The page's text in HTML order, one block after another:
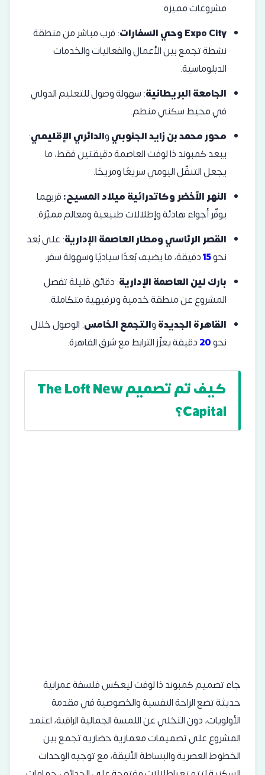
مشروعات مميزة.
Expo Cityوحي السفارات: قرب مباشر من منطقة
نشطة تجمع بين الأعمال والفعاليات والخدمات
الدبلوماسية.
الجامعة البريطانية: سهولة وصول للتعليم الدولي
في محيط سكني منظم.
محور محمد بن زايد الجنوبيوالدائري الإقليمي:
يبعد كمبوند ذا لوفت العاصمة دقيقتين فقط، ما
يجعل التنقّل اليومي سريعًا ومريحًا.
النهر الأخضروكاتدرائية ميلاد المسيح:قربهما
يوفّر أجواء هادئة وإطلالات طبيعية ومعالم مميّزة.
القصر الرئاسيومطار العاصمة الإدارية: على بُعد
نحو15دقيقة، ما يضيف بُعدًا سياديًا وسهولة سفر.
بارك لين العاصمة الإدارية: دقائق قليلة تفصل
المشروع عن منطقة خدمية وترفيهية متكاملة.
القاهرة الجديدةوالتجمع الخامس: الوصول خلال
نحو20دقيقة يعزّز الترابط مع شرق القاهرة.
كيف تم تصميم The Loft New
Capital؟
جاء تصميم كمبوند ذا لوفت ليعكس فلسفة عمرانية
حديثة تضع الراحة النفسية والخصوصية في مقدمة
الأولويات، دون التخلي عن اللمسة الجمالية الراقية، اعتمد
المشروع على تصميمات معمارية حضارية تجمع بين
الخطوط العصرية والبساطة الأنيقة، مع توجيه الوحدات